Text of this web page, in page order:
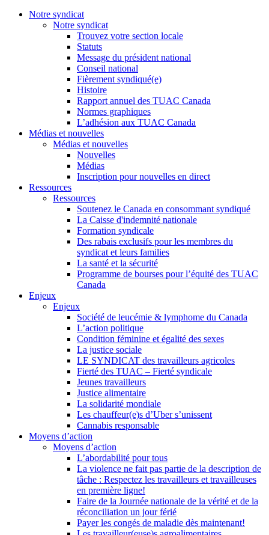
Notre syndicat
Notre syndicat
Trouvez votre section locale
Statuts
Message du président national
Conseil national
Fièrement syndiqué(e)
Histoire
Rapport annuel des TUAC Canada
Normes graphiques
L’adhésion aux TUAC Canada
Médias et nouvelles
Médias et nouvelles
Nouvelles
Médias
Inscription pour nouvelles en direct
Ressources
Ressources
Soutenez le Canada en consommant syndiqué
La Caisse d'indemnité nationale
Formation syndicale
Des rabais exclusifs pour les membres du
syndicat et leurs families
La santé et la sécurité
Programme de bourses pour l’équité des TUAC
Canada
Enjeux
Enjeux
Société de leucémie & lymphome du Canada
L’action politique
Condition féminine et égalité des sexes
La justice sociale
LE SYNDICAT des travailleurs agricoles
Fierté des TUAC – Fierté syndicale
Jeunes travailleurs
Justice alimentaire
La solidarité mondiale
Les chauffeur(e)s d’Uber s’unissent
Cannabis responsable
Moyens d’action
Moyens d’action
L’abordabilité pour tous
La violence ne fait pas partie de la description de
tâche : Respectez les travailleurs et travailleuses
en première ligne!
Faire de la Journée nationale de la vérité et de la
réconciliation un jour férié
Payer les congés de maladie dès maintenant!